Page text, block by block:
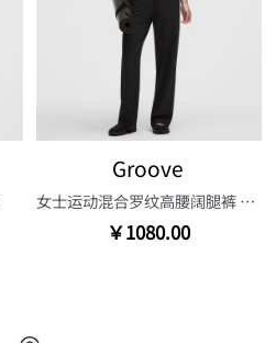
Groove
女士运动混合罗纹高腰阔腿裤 30.5"
￥1080.00